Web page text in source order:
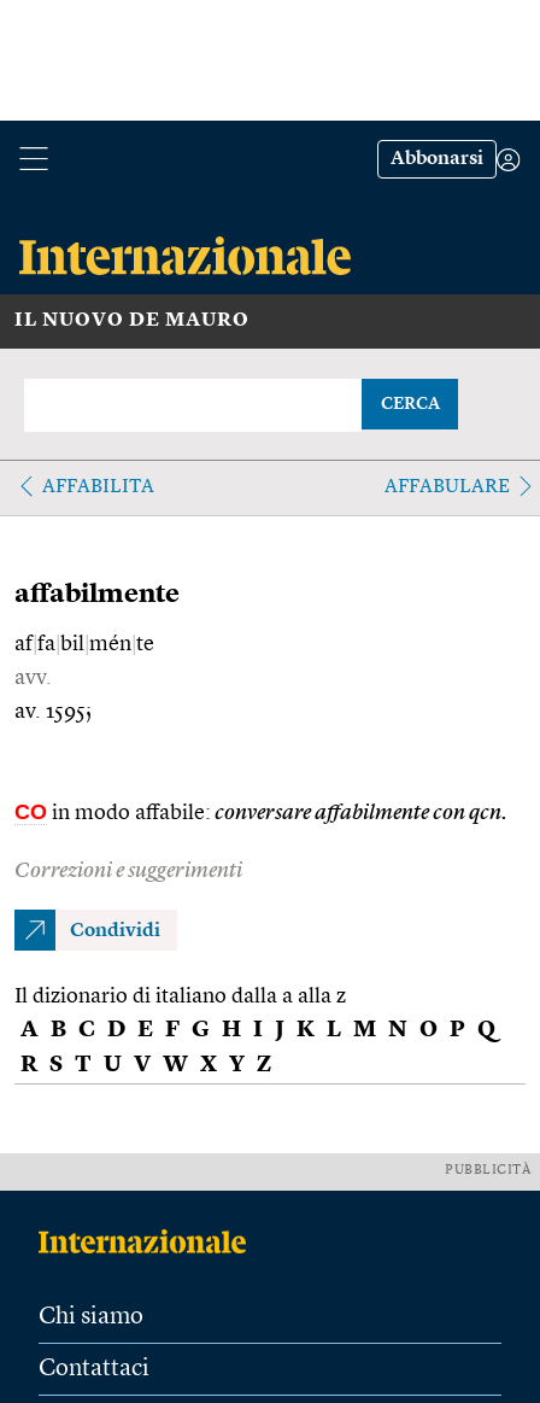
Abbonarsi
IL NUOVO DE MAURO
CERCA
AFFABILITA AFFABULARE
affabilmente
af|fa bil mén te
avv.
av. 1595;
CO in modo affabile: conversare affabilmente con qcn.
Correzioni e suggerimenti
Condividi
Il dizionario di italiano dalla a alla z
A B C D E F G H I J K L M N O P Q
R S T U V W X Y Z
PUBBLICITÀ
Chi siamo
Contattaci